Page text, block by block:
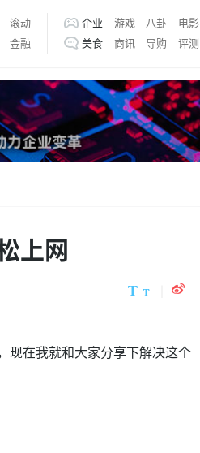
滚动
金融
企业 游戏 八卦 电影
美食
商讯 导购 评测
上网
现在我就和大家分享下解决这个